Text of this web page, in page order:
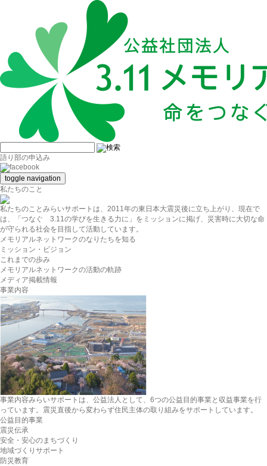
語り部の申込み
toggle navigation
私たちのこと
私たちのこと みらいサポートは、2011年の東日本大震災後に立ち上がり、現在で
は、「つなぐ 3.11の学びを生きる力に」をミッションに掲げ、災害時に大切な命
が守られる社会を目指して活動しています。
メモリアルネットワークのなりたちを知る
ミッション・ビジョン
これまでの歩み
メモリアルネットワークの活動の軌跡
メディア掲載情報
事業内容
事業内容みらいサポートは、公益法人として、6つの公益目的事業と収益事業を行
っています。震災直後から変わらず住民主体の取り組みをサポートしています。
公益目的事業
震災伝承
安全・安心のまちづくり
地域づくりサポート
防災教育